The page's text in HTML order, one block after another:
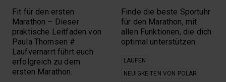
Fit für den ersten
Marathon – Dieser
praktische Leitfaden von
Paula Thomsen #
Laufvernarrt führt euch
erfolgreich zu dem
ersten Marathon.
Finde die beste Sportuhr
für den Marathon, mit
allen Funktionen, die dich
optimal unterstützen.
LAUFEN
NEUIGKEITEN VON POLAR